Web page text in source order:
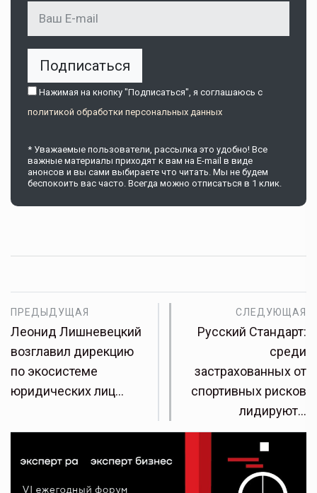
Подписаться
Нажимая на кнопку "Подписаться", я соглашаюсь c
политикой обработки персональных данных
* Уважаемые пользователи, рассылка это удобно! Все
важные материалы приходят к вам на E-mail в виде
анонсов и вы сами выбираете что читать. Мы не будем
беспокоить вас часто. Всегда можно отписаться в 1 клик.
ПРЕДЫДУЩАЯ
Леонид Лишневецкий
возглавил дирекцию
по экосистеме
юридических лиц…
СЛЕДУЮЩАЯ
Русский Стандарт:
среди
застрахованных от
спортивных рисков
лидируют…